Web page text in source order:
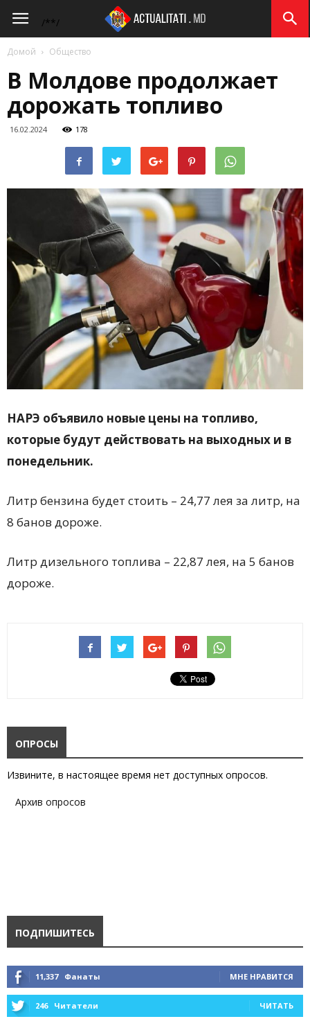
/**/
Actualitati.md
Домой Общество
В Молдове продолжает
дорожать топливо
16.02.2024 178
НАРЭ объявило новые цены на топливо,
которые будут действовать на выходных и в
понедельник.
Литр бензина будет стоить – 24,77 лея за литр, на
8 банов дороже.
Литр дизельного топлива – 22,87 лея, на 5 банов
дороже.
ОПРОСЫ
Извините, в настоящее время нет доступных опросов.
Архив опросов
ПОДПИШИТЕСЬ
11,337 Фанаты МНЕ НРАВИТСЯ
246 Читатели ЧИТАТЬ